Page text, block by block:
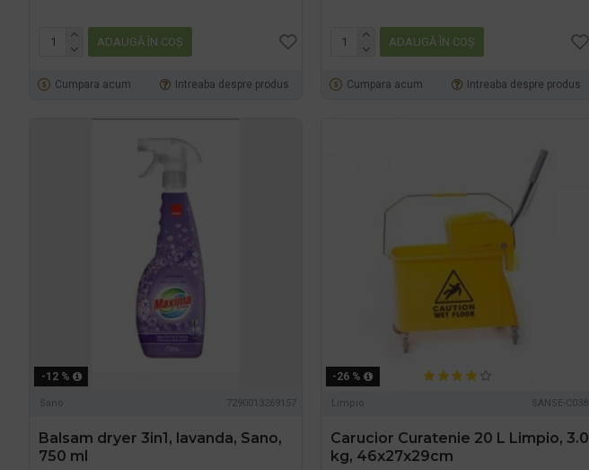
ADAUGĂ ÎN COŞ
Cumpara acum Intreaba despre produs
ADAUGĂ ÎN COŞ
Cumpara acum Intreaba despre produs
-12 %
Sano 7290013269157
Balsam dryer 3in1, lavanda, Sano,
750 ml
-26 %
Limpio SANSE-C038
Carucior Curatenie 20 L Limpio, 3.0
kg, 46x27x29cm